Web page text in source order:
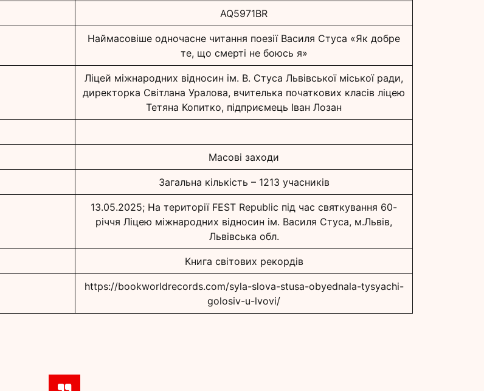
AQ5971BR
Наймасовіше одночасне читання поезії Василя Стуса «Як добре
те, що смерті не боюсь я»
Ліцей міжнародних відносин ім. В. Стуса Львівської міської ради,
директорка Світлана Уралова, вчителька початкових класів ліцею
Тетяна Копитко, підприємець Іван Лозан
Масові заходи
Загальна кількість – 1213 учасників
13.05.2025; На території FEST Republic під час святкування 60-
річчя Ліцею міжнародних відносин ім. Василя Стуса, м.Львів,
Львівська обл.
Книга світових рекордів
https://bookworldrecords.com/syla-slova-stusa-obyednala-tysyachi-
golosiv-u-lvovi/